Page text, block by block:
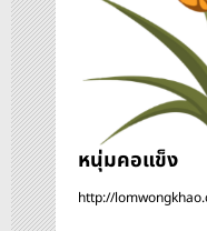
หนุ่มคอแข็ง
http://